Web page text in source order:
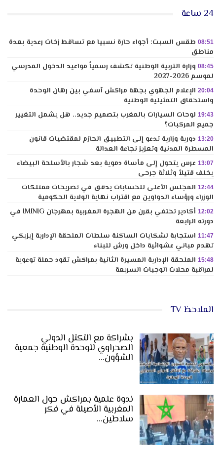
24 ساعة
08:51 طقس السبت: أجواء حارة نسبيا مع تساقط زخات رعدية بعدة
مناطق
08:45 وزارة التربية الوطنية تكشف رسمياً مواعيد الدخول المدرسي
لموسم 2026-2027
20:04 الإعلام الجهوي بجهة مراكش آسفي بين رهان الوحدة
واستحقاق التمثيلية الوطنية
19:43 لوحات السيارات بالمغرب بتصميم جديد.. هل يشمل التغيير
جميع المركبات؟
13:20 دورية وزارية تدعو إلى التطبيق الحازم لمقتضيات قانون
المسطرة المدنية وتعزيز نجاعة العدالة
13:07 عرس يتحول إلى مأساة دموية بعد شجار بالأسلحة البيضاء
يخلف قتيلاً وثلاثة جرحى
12:44 المجلس الأعلى للحسابات يدقق في تصريحات ممتلكات
الوزراء ورؤساء الدواوين مع اقتراب نهاية الولاية الحكومية
12:02
أكادير تحتفي بقرن من الهجرة المغربية بمهرجان IMINIG في
دورته الرابعة
11:47 استجابة لشكايات الساكنة سلطات الملحقة الإدارية إيزيكي
تهدم مباني عشوائية داخل ورش للبناء
15:48 الملحقة الإدارية المسيرة الثانية بمراكش تقود حملة توعوية
لمراقبة محلات الوجبات السريعة
الملاحظ TV
بشراكة مع التكتل الدولي
الصحراوي للوحدة الوطنية جمعية
الشؤون…
ندوة علمية بمراكش حول العمارة
المغربية الأصيلة في فكر
سلاطين…